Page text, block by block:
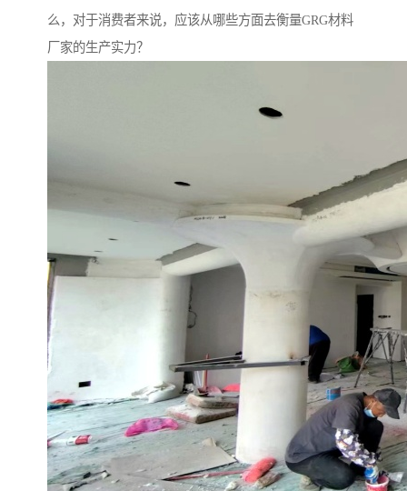
么，对于消费者来说，应该从哪些方面去衡量GRG材料
厂家的生产实力？